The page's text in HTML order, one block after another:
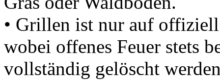
• Grillen ist nur auf
wobei offenes Feuer stets
vollständig gelöscht